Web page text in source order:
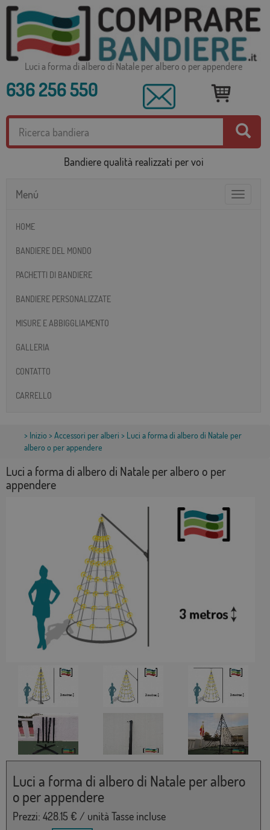
Luci a forma di albero di Natale per albero o per appendere
636 256 550
Bandiere qualità realizzati per voi
Toggle
Menú
HOME
BANDIERE DEL MONDO
PACHETTI DI BANDIERE
BANDIERE PERSONALIZZATE
MISURE E ABBIGGLIAMENTO
GALLERIA
CONTATTO
CARRELLO
> Inizio > Accessori per alberi > Luci a forma di albero di Natale per
albero o per appendere
Luci a forma di albero di Natale per albero o per
appendere
Luci a forma di albero di Natale per albero
o per appendere
Prezzi: 428.15 € / unità Tasse incluse